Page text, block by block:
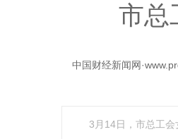
市总
中国财经新闻网
3月14日，市总工